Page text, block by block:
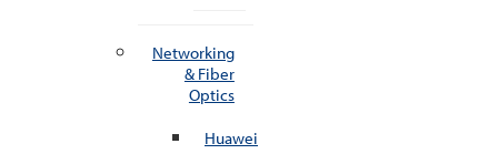
Networking
& Fiber
Optics
Huawei